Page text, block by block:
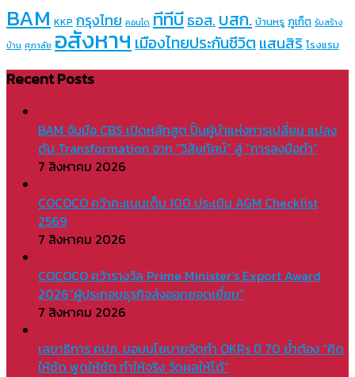
BAM KKP กรุงไทย คอนโด ทีทีบีธอส.บสก. บ้านหรู ภูเก็ต รับสร้าง
บ้าน ศุภาลัย อสังหาฯเมืองไทยประกันชีวิตแสนสิริ โรงแรม
Recent Posts
BAM จับมือ CBS เปิดหลักสูต ปั้นผู้นำแห่งการเปลี่ยน แปลง
ดัน Transformation จาก “วิสัยทัศน์” สู่ “การลงมือทำ”
7 สิงหาคม 2026
COCOCO คว้าคะแนนเต็ม 100 ประเมิน AGM Checklist
2569
7 สิงหาคม 2026
COCOCO คว้ารางวัล Prime Minister’s Export Award
2026“ผู้ประกอบธุรกิจส่งออกยอดเยี่ยม”
7 สิงหาคม 2026
เลขาธิการ คปภ. มอบนโยบายจัดทำ OKRs ปี 70 ย้ำต้อง “คิด
ให้ชัด พูดให้ชัด ทำให้จริง วัดผลให้ได้”